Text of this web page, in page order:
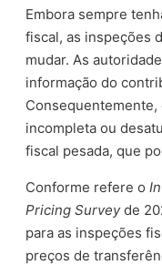
Embora sempre
fiscal, as inspeções
mudar. As
informação do
incompleta ou
fiscal pesada, que
Conforme refere o
Pricing Surveyde
para as inspeções
preços de